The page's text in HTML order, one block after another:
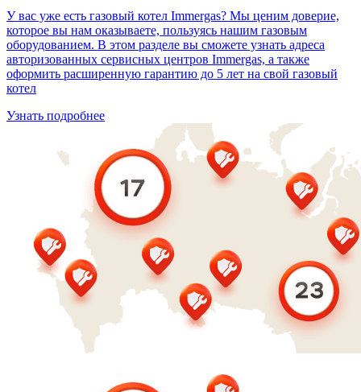
У вас уже есть газовый котел Immergas? Мы ценим доверие,
которое вы нам оказываете, пользуясь нашим газовым
оборудованием. В этом разделе вы сможете узнать адреса
авторизованных сервисных центров Immergas, а также
оформить расширенную гарантию до 5 лет на свой газовый
котел
Узнать подробнее